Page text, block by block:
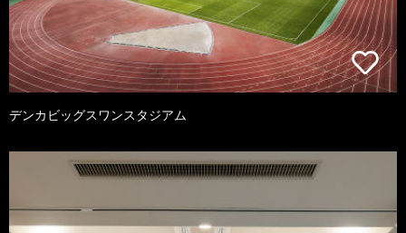
デンカビッグスワンスタジアム